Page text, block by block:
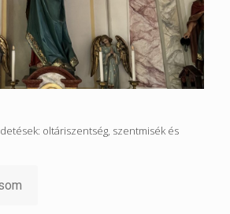
oltáriszentség, szentmisék és